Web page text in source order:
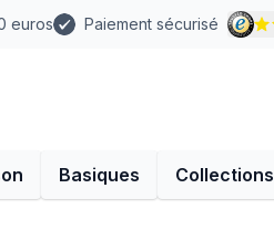
euros Paiement sécurisé
Basiques Collections